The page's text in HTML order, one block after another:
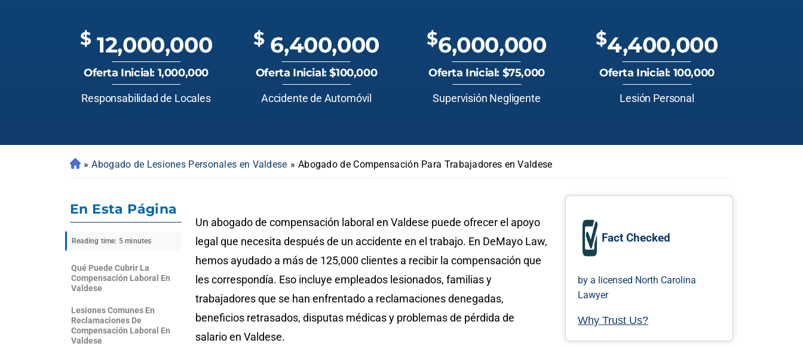
$12,000,000
Oferta Inicial: 1,000,000
Responsabilidad de Locales
$6,400,000
Oferta Inicial: $100,000
Accidente de Automóvil
$6,000,000
Oferta Inicial: $75,000
Supervisión Negligente
$4,400,000
Oferta Inicial: 100,000
Lesión Personal
» Abogado de Lesiones Personales en Valdese » Abogado de Compensación Para Trabajadores en Valdese
En Esta Página
Reading time: 5 minutes
Qué Puede Cubrir La
Compensación Laboral En
Valdese
Lesiones Comunes En
Reclamaciones De
Compensación Laboral En
Valdese
Un abogado de compensación laboral en Valdese puede ofrecer el apoyo
legal que necesita después de un accidente en el trabajo. En DeMayo Law,
hemos ayudado a más de 125,000 clientes a recibir la compensación que
les correspondía. Eso incluye empleados lesionados, familias y
trabajadores que se han enfrentado a reclamaciones denegadas,
beneficios retrasados, disputas médicas y problemas de pérdida de
salario en Valdese.
Fact Checked
by a licensed North Carolina
Lawyer
Why Trust Us?